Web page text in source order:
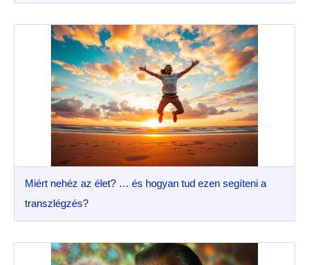
Miért nehéz az élet? … és hogyan tud ezen segíteni a
transzlégzés?